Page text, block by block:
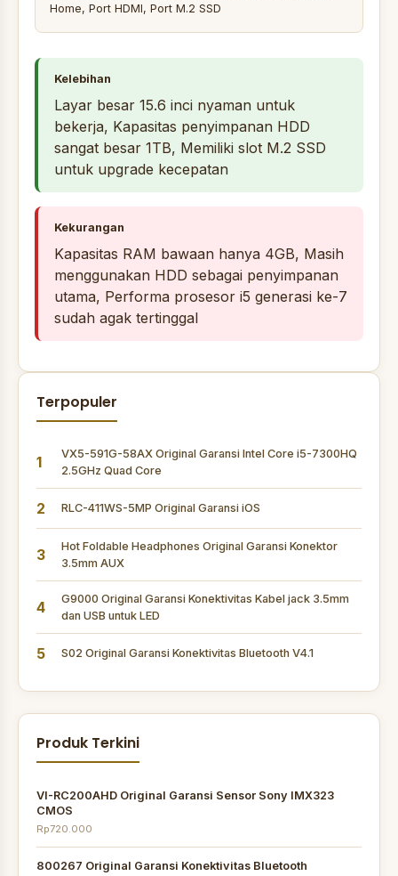
Home, Port HDMI, Port M.2 SSD
Kelebihan
Layar besar 15.6 inci nyaman untuk
bekerja, Kapasitas penyimpanan HDD
sangat besar 1TB, Memiliki slot M.2 SSD
untuk upgrade kecepatan
Kekurangan
Kapasitas RAM bawaan hanya 4GB, Masih
menggunakan HDD sebagai penyimpanan
utama, Performa prosesor i5 generasi ke-7
sudah agak tertinggal
Terpopuler
1
VX5-591G-58AX Original Garansi Intel Core i5-7300HQ
2.5GHz Quad Core
2 RLC-411WS-5MP Original Garansi iOS
3
Hot Foldable Headphones Original Garansi Konektor
3.5mm AUX
4
G9000 Original Garansi Konektivitas Kabel jack 3.5mm
dan USB untuk LED
5 S02 Original Garansi Konektivitas Bluetooth V4.1
Produk Terkini
VI-RC200AHD Original Garansi Sensor Sony IMX323
CMOS
Rp720.000
800267 Original Garansi Konektivitas Bluetooth